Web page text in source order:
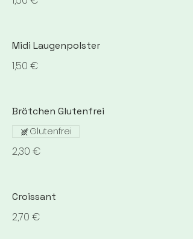
Midi Laugenpolster
1,50 €
Brötchen Glutenfrei
2,30 €
Glutenfrei
Croissant
2,70 €